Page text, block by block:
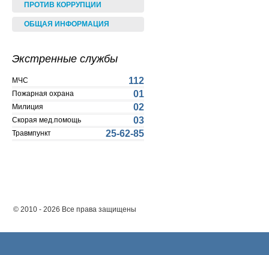
ПРОТИВ КОРРУПЦИИ
ОБЩАЯ ИНФОРМАЦИЯ
Экстренные службы
МЧС 112
Пожарная охрана 01
Милиция 02
Скорая мед.помощь 03
Травмпункт 25-62-85
© 2010 - 2026 Все права защищены